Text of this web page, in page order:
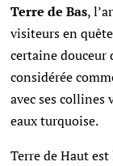
Terre de Bas,
visiteurs en
certaine douceur
considérée
avec ses collines
eaux turquoise.
Terre de Haut